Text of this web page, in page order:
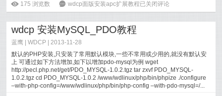
ė 175 浏览数 6 wdcp面版安装apc扩展教程已关闭评论
wdcp 安装MySQL_PDO教程
蓝鹰 |WDCP | 2013-11-28
默认的PHP安装,只安装了常用默认模块,一些不常用或少用的,就没有默认安
上 可通过如下方法增加,如下以增加pdo-mysql为例 wget
http://pecl.php.net/get/PDO_MYSQL-1.0.2.tgz tar zxvf PDO_MYSQL-
1.0.2.tgz cd PDO_MYSQL-1.0.2 /www/wdlinux/php/bin/phpize ./configure
–with-php-config=/www/wdlinux/php/bin/php-config –with-pdo-mysql=/...